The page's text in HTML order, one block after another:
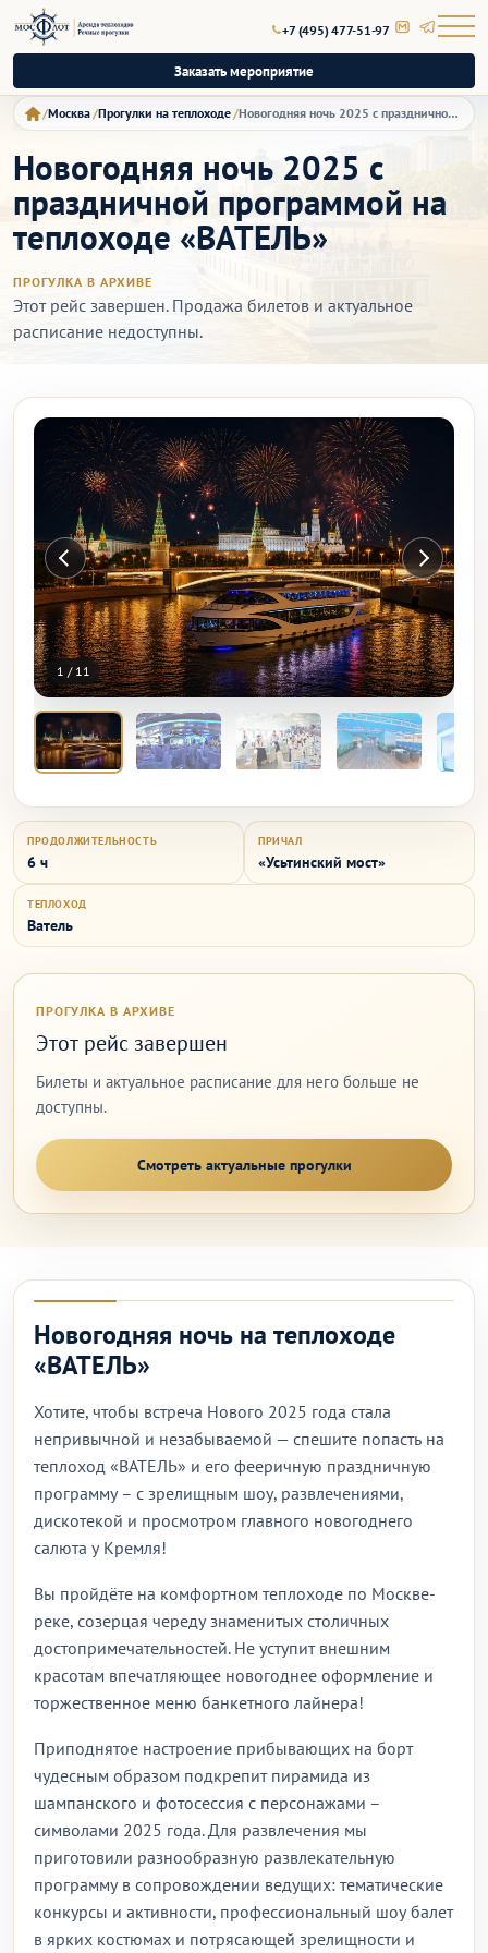
+7 (495) 477-51-97
Заказать мероприятие
Москва Прогулки на теплоходе Новогодняя ночь 2025 с праздничной программой на теплоходе «ВАТЕЛЬ»
Новогодняя ночь 2025 с
праздничной программой на
теплоходе «ВАТЕЛЬ»
ПРОГУЛКА В АРХИВЕ
Этот рейс завершен. Продажа билетов и актуальное
расписание недоступны.
1 / 11
ПРОДОЛЖИТЕЛЬНОСТЬ
6 ч
ПРИЧАЛ
«Усьтинский мост»
ТЕПЛОХОД
Ватель
ПРОГУЛКА В АРХИВЕ
Этот рейс завершен
Билеты и актуальное расписание для него больше не
доступны.
Смотреть актуальные прогулки
Новогодняя ночь на теплоходе
«ВАТЕЛЬ»
Хотите, чтобы встреча Нового 2025 года стала
непривычной и незабываемой — спешите попасть на
теплоход «ВАТЕЛЬ» и его фееричную праздничную
программу – с зрелищным шоу, развлечениями,
дискотекой и просмотром главного новогоднего
салюта у Кремля!
Вы пройдёте на комфортном теплоходе по Москве-
реке, созерцая череду знаменитых столичных
достопримечательностей. Не уступит внешним
красотам впечатляющее новогоднее оформление и
торжественное меню банкетного лайнера!
Приподнятое настроение прибывающих на борт
чудесным образом подкрепит пирамида из
шампанского и фотосессия с персонажами –
символами 2025 года. Для развлечения мы
приготовили разнообразную развлекательную
программу в сопровождении ведущих: тематические
конкурсы и активности, профессиональный шоу балет
в ярких костюмах и потрясающей зрелищности и